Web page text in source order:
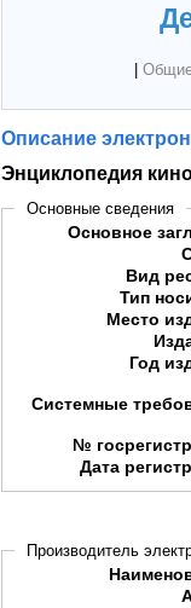
Описание
Энциклопедия
Основные сведения
Основное
Вид
Тип
Место
Год
Системные
№
Дата
Производитель